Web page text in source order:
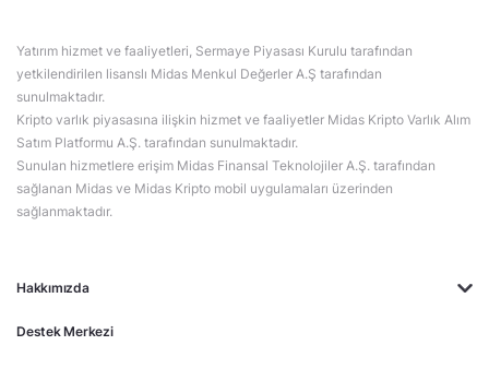
Hakkımızda
Destek Merkezi
Yatırım hizmet ve faaliyetleri, Sermaye Piyasası Kurulu tarafından
yetkilendirilen lisanslı Midas Menkul Değerler A.Ş tarafından
sunulmaktadır.
Kripto varlık piyasasına ilişkin hizmet ve faaliyetler Midas Kripto Varlık Alım
Satım Platformu A.Ş. tarafından sunulmaktadır.
Sunulan hizmetlere erişim Midas Finansal Teknolojiler A.Ş. tarafından
sağlanan Midas ve Midas Kripto mobil uygulamaları üzerinden
sağlanmaktadır.